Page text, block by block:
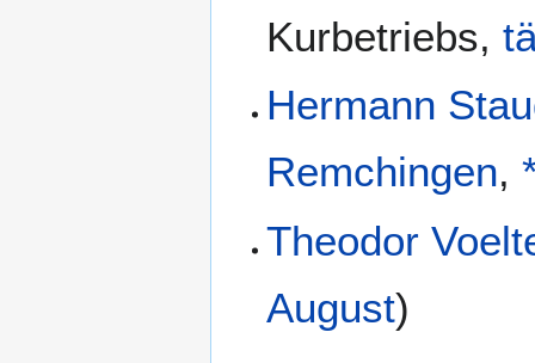
Kurbetriebs,
Hermann
Remchingen,
Theodor
August)